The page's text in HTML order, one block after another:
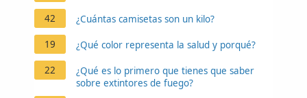
42 ¿Cuántas camisetas son un kilo?
19 ¿Qué color representa la salud y porqué?
22
¿Qué es lo primero que tienes que saber
sobre extintores de fuego?